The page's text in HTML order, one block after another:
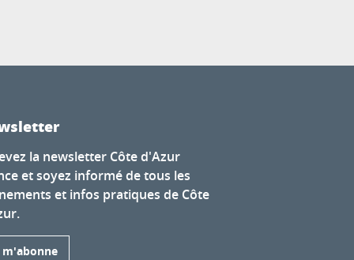
la newsletter Côte d'Azur
et soyez informé de tous les
et infos pratiques de Côte
m'abonne